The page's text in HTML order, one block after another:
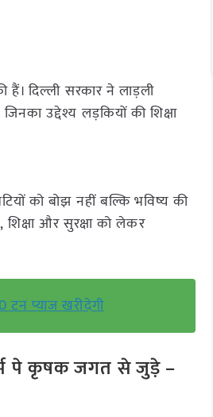
दिल्ली सरकार ने लाड़ली
उद्देश्य लड़कियों की शिक्षा
को बोझ नहीं बल्कि भविष्य की
और सुरक्षा को लेकर
टन प्याज खरीदेगी
पे कृषक जगत से जुड़े –